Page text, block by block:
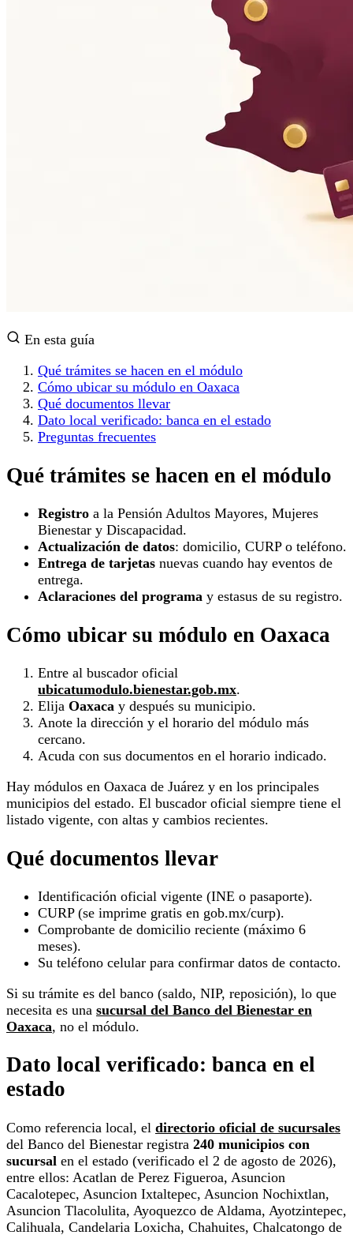
En esta guía
Qué trámites se hacen en el módulo
Cómo ubicar su módulo en Oaxaca
Qué documentos llevar
Dato local verificado: banca en el estado
Preguntas frecuentes
Qué trámites se hacen en el módulo
Registro a la Pensión Adultos Mayores, Mujeres
Bienestar y Discapacidad.
Actualización de datos: domicilio, CURP o teléfono.
Entrega de tarjetas nuevas cuando hay eventos de
entrega.
Aclaraciones del programa y estasus de su registro.
Cómo ubicar su módulo en Oaxaca
Entre al buscador oficial
ubicatumodulo.bienestar.gob.mx.
Elija Oaxaca y después su municipio.
Anote la dirección y el horario del módulo más
cercano.
Acuda con sus documentos en el horario indicado.
Hay módulos en Oaxaca de Juárez y en los principales
municipios del estado. El buscador oficial siempre tiene el
listado vigente, con altas y cambios recientes.
Qué documentos llevar
Identificación oficial vigente (INE o pasaporte).
CURP (se imprime gratis en gob.mx/curp).
Comprobante de domicilio reciente (máximo 6
meses).
Su teléfono celular para confirmar datos de contacto.
Si su trámite es del banco (saldo, NIP, reposición), lo que
necesita es una sucursal del Banco del Bienestar en
Oaxaca, no el módulo.
Dato local verificado: banca en el
estado
Como referencia local, el directorio oficial de sucursales
del Banco del Bienestar registra 240 municipios con
sucursal en el estado (verificado el 2 de agosto de 2026),
entre ellos: Acatlan de Perez Figueroa, Asuncion
Cacalotepec, Asuncion Ixtaltepec, Asuncion Nochixtlan,
Asuncion Tlacolulita, Ayoquezco de Aldama, Ayotzintepec,
Calihuala, Candelaria Loxicha, Chahuites, Chalcatongo de